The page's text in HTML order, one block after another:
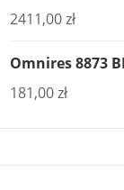
2411,00zł
Omnires 8873
181,00zł